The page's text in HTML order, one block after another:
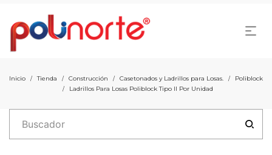
Inicio / Tienda / Construcción / Casetonados y Ladrillos para Losas. / Poliblock
/ Ladrillos Para Losas Poliblock Tipo II Por Unidad